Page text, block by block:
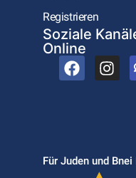
Registrieren
Soziale
Online
Für Juden und